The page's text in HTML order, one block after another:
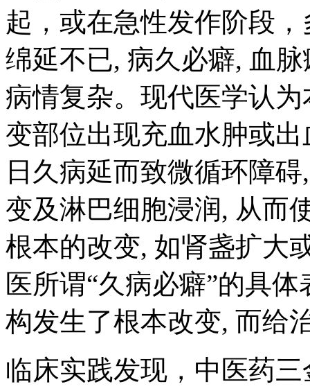
起，或在急性发作阶段
绵延不已, 病久必癖, 血
病情复杂。现代医学认
变部位出现充血水肿或
日久病延而致微循环障
变及淋巴细胞浸润, 从而
根本的改变, 如肾盏扩大
医所谓“久病必癖”的具
构发生了根本改变, 而给
临床实践发现，中医药